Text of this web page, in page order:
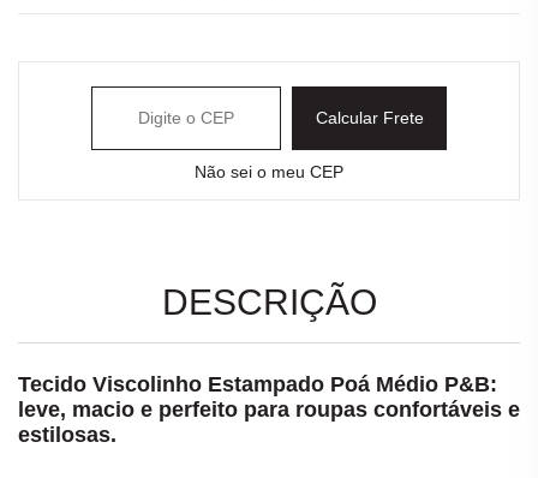
Calcular Frete
Não sei o meu CEP
DESCRIÇÃO
Tecido Viscolinho Estampado Poá Médio P&B:
leve, macio e perfeito para roupas confortáveis e
estilosas.